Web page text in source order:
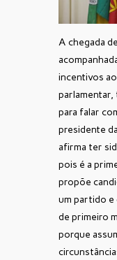
A chegada
incentivos
parlamentar,
para falar
presidente
afirma ter
pois é a
propõe
um partido e
de primeiro
porque